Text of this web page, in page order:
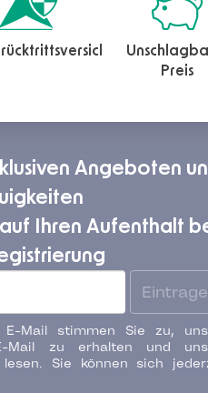
Preis
Angeboten
Ihren Aufenthalt
Mail stimmen Sie zu,
Mail zu erhalten und
Sie können sich